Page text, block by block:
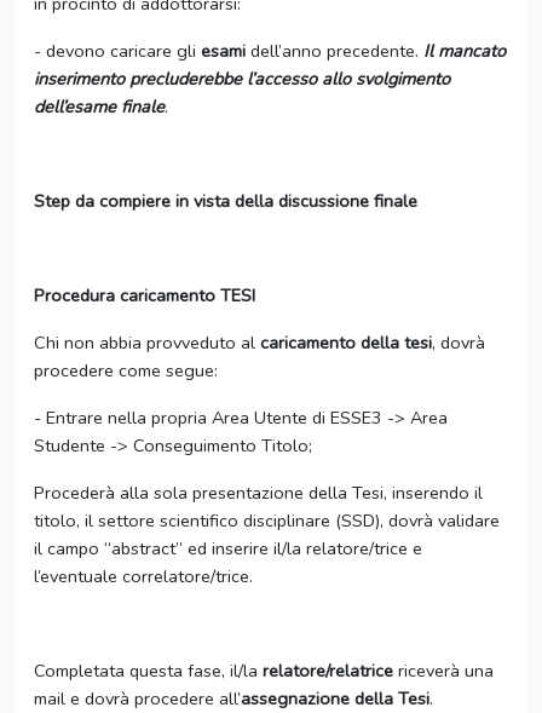
- devono caricare gli esami dell’anno precedente. Il mancato
inserimento precluderebbe l’accesso allo svolgimento
dell’esame finale.
Step da compiere in vista della discussione finale
Procedura caricamento TESI
Chi non abbia provveduto al caricamento della tesi, dovrà
procedere come segue:
- Entrare nella propria Area Utente di ESSE3 -> Area
Studente -> Conseguimento Titolo;
Procederà alla sola presentazione della Tesi, inserendo il
titolo, il settore scientifico disciplinare (SSD), dovrà validare
il campo “abstract” ed inserire il/la relatore/trice e
l’eventuale correlatore/trice.
Completata questa fase, il/la relatore/relatrice riceverà una
mail e dovrà procedere all’assegnazione della Tesi.